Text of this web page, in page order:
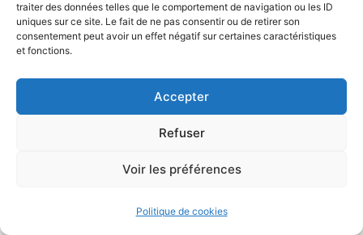
traiter des données telles que le comportement de navigation ou les ID
uniques sur ce site. Le fait de ne pas consentir ou de retirer son
consentement peut avoir un effet négatif sur certaines caractéristiques
et fonctions.
Accepter
Refuser
Voir les préférences
Politique de cookies